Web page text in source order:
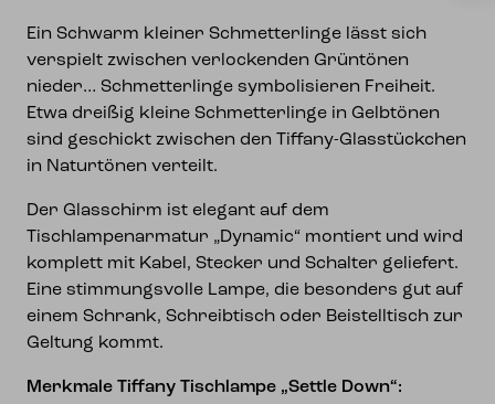
Ein Schwarm kleiner Schmetterlinge lässt sich
verspielt zwischen verlockenden Grüntönen
nieder… Schmetterlinge symbolisieren Freiheit.
Etwa dreißig kleine Schmetterlinge in Gelbtönen
sind geschickt zwischen den Tiffany-Glasstückchen
in Naturtönen verteilt.
Der Glasschirm ist elegant auf dem
Tischlampenarmatur „Dynamic“ montiert und wird
komplett mit Kabel, Stecker und Schalter geliefert.
Eine stimmungsvolle Lampe, die besonders gut auf
einem Schrank, Schreibtisch oder Beistelltisch zur
Geltung kommt.
Merkmale Tiffany Tischlampe „Settle Down“: